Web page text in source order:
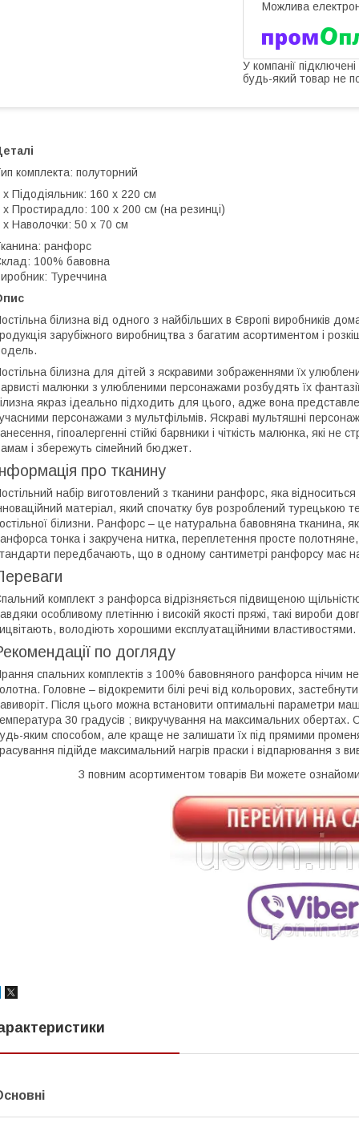
У компанії
будь-який товар не
комплекта: полуторний
х Підодіяльник: 160 х 220 см
х Простирадло: 100 х 200 см (на резинці)
х Наволочки: 50 х 70 см
ранфорс
100% бавовна
Туреччина
білизна від одного з найбільших в Європі виробників
зарубіжного виробництва з багатим асортиментом і
білизна для дітей з яскравими зображеннями їх
малюнки з улюбленими персонажами розбудять їх
якраз ідеально підходить для цього, адже вона
персонажами з мультфільмів. Яскраві мультяшні
гіпоалергенні стійкі барвники і чіткість малюнка, які
і збережуть сімейний бюджет.
про тканину
набір виготовлений з тканини ранфорс, яка
матеріал, який спочатку був розроблений турецькою
білизни. Ранфорс – це натуральна бавовняна тканина,
тонка і закручена нитка, переплетення просте полотняне,
передбачають, що в одному сантиметрі ранфорсу має
комплект з ранфорса відрізняється підвищеною
особливому плетінню і високій якості пряжі, такі вироби
володіють хорошими експлуатаційними властивостями.
по догляду
спальних комплектів з 100% бавовняного ранфорса нічим не
Головне – відокремити білі речі від кольорових,
Після цього можна встановити оптимальні параметри
30 градусів ; викручування на максимальних
яким способом, але краще не залишати їх під прямими
підійде максимальний нагрів праски і відпарювання з
З повним асортиментом товарів Ви можете